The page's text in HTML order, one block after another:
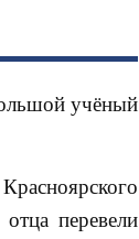
учёный
перевели